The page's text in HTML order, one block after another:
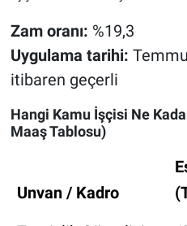
Zam oranı: %19,3
Uygulama tarihi:
itibaren geçerli
Hangi Kamu İşçisi Ne
Maaş Tablosu)
Unvan / Kadro